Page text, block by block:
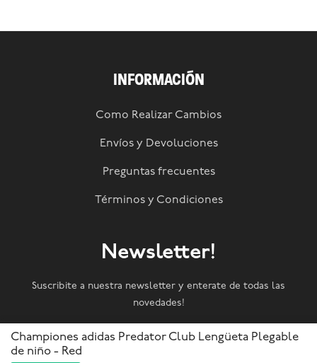
Championes adidas Predator Club Lengüeta Plegable
de niño - Red
INFORMACIÓN
Como Realizar Cambios
Envíos y Devoluciones
Preguntas frecuentes
Términos y Condiciones
Newsletter!
Suscribite a nuestra newsletter y enterate de todas las
novedades!
SUSCRIBIRME